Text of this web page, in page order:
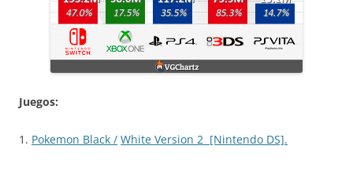
Juegos:
1. Pokemon Black / White Version 2 [Nintendo DS].